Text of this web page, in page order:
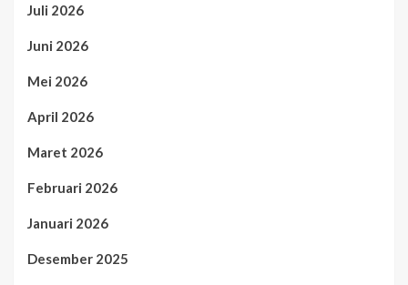
Juli 2026
Juni 2026
Mei 2026
April 2026
Maret 2026
Februari 2026
Januari 2026
Desember 2025